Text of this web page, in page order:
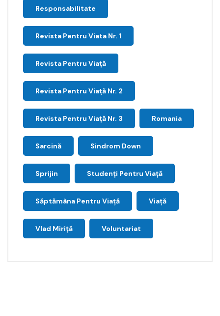
Responsabilitate
Revista Pentru Viata Nr. 1
Revista Pentru Viață
Revista Pentru Viață Nr. 2
Revista Pentru Viață Nr. 3 Romania
Sarcină Sindrom Down
Sprijin Studenți Pentru Viață
Săptămâna Pentru Viaţă Viață
Vlad Miriță Voluntariat